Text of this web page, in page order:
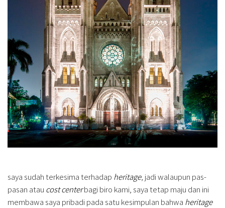
saya sudah terkesima terhadap heritage, jadi walaupun pas-
pasan atau cost centerbagi biro kami, saya tetap maju dan ini
membawa saya pribadi pada satu kesimpulan bahwa heritage